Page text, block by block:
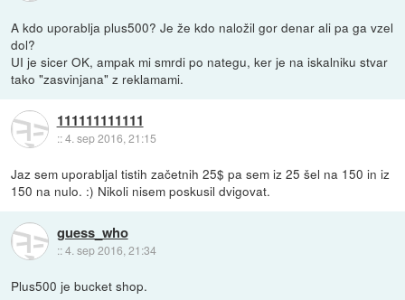
A kdo uporablja plus500? Je že kdo naložil gor denar ali pa ga vzel
dol?
UI je sicer OK, ampak mi smrdi po nategu, ker je na iskalniku stvar
tako "zasvinjana" z reklamami.
111111111111
::4. sep 2016, 21:15
Jaz sem uporabljal tistih začetnih 25$ pa sem iz 25 šel na 150 in iz
150 na nulo. :) Nikoli nisem poskusil dvigovat.
guess_who
::4. sep 2016, 21:34
Plus500 je bucket shop.